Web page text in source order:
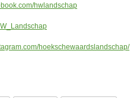
hwlandschap
hoekschewaardslandschap/